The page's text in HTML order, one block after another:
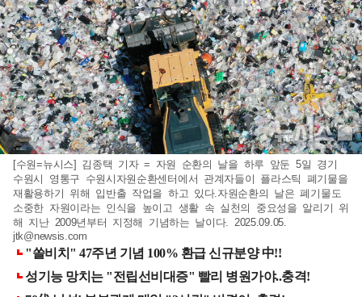
[수원=뉴시스] 김종택 기자 = 자원 순환의 날을 하루 앞둔 5일 경기
수원시 영통구 수원시자원순환센터에서 관계자들이 플라스틱 폐기물을
재활용하기 위해 입반출 작업을 하고 있다.자원순환의 날은 폐기물도
소중한 자원이라는 인식을 높이고 생활 속 실천의 중요성을 알리기 위
해 지난 2009년부터 지정해 기념하는 날이다. 2025.09.05.
jtk@newsis.com